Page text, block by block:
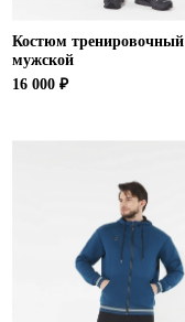
Костюм тренировочный
мужской
16 000 ₽